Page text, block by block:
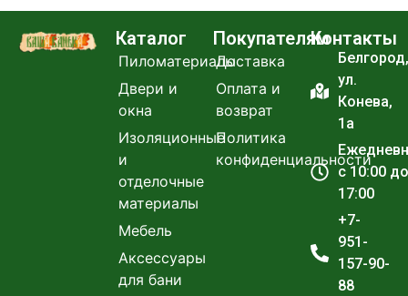
Каталог
Пиломатериалы
Двери и
окна
Изоляционные
и
отделочные
материалы
Мебель
Аксессуары
для бани
Покупателям
Доставка
Оплата и
возврат
Политика
конфиденциальности
Контакты
Белгород,
ул.
Конева,
1а
с 10:00 до
17:00
+7-
951-
157-90-
88